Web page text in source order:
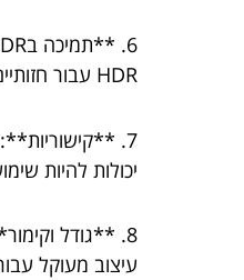
HDR עבור חזותיים תוססת ומציאותית יותר.
יכולות להיות
8. **גודל
עיצוב מעוקל